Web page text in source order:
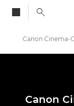
Canon Cinema-
Canon